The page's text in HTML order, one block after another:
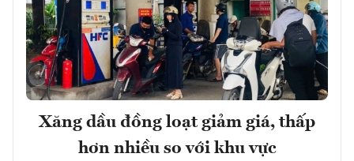
Xăng dầu đồng loạt giảm giá, thấp
hơn nhiều so với khu vực